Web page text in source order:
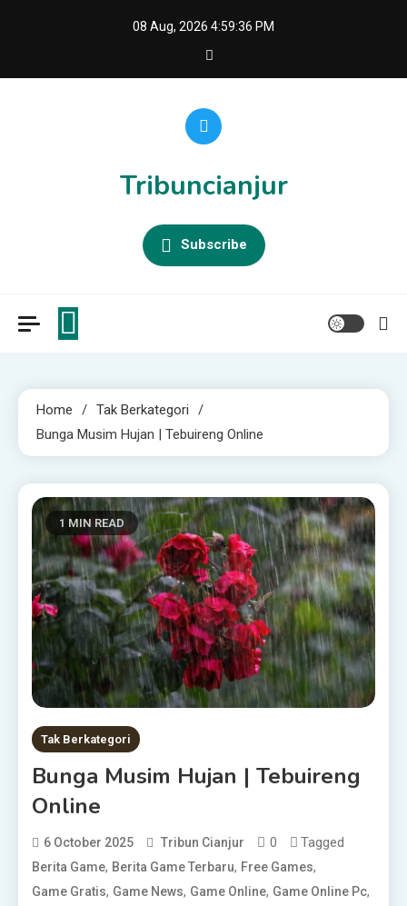
08 Aug, 2026 4:59:36 PM
Tribuncianjur
Subscribe
Home
Tak Berkategori
Bunga Musim Hujan | Tebuireng Online
1 MIN READ
Tak Berkategori
Bunga Musim Hujan | Tebuireng
Online
6 October 2025 Tribun Cianjur 0 Tagged
Berita Game, Berita Game Terbaru, Free Games,
Game Gratis, Game News, Game Online, Game Online Pc,